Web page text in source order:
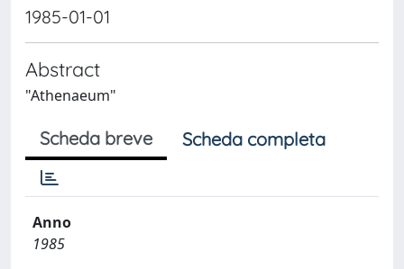
1985-01-01
Abstract
"Athenaeum"
Scheda breve Scheda completa
Anno
1985